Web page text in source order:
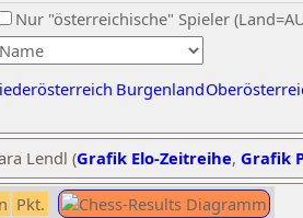
Nur "österreichische" Spieler
Burgenland
Lendl (Grafik Elo-Zeitreihe, Grafik
Pkt.